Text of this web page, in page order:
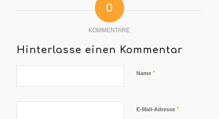
0
KOMMENTARE
Hinterlasse einen Kommentar
Name *
E-Mail-Adresse *